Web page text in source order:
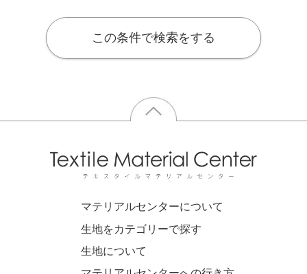
この条件で検索をする
マテリアルセンターについて
生地をカテゴリーで探す
生地について